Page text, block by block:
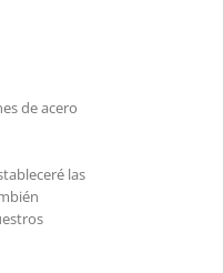
de acero
las